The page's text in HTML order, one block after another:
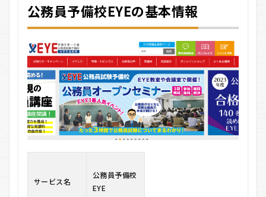
予
備
校
の
基
本
情
報
2
公
務
予
EYE
公務員予備校EYEの基本情報
サービス名
公務員予備校
EYE